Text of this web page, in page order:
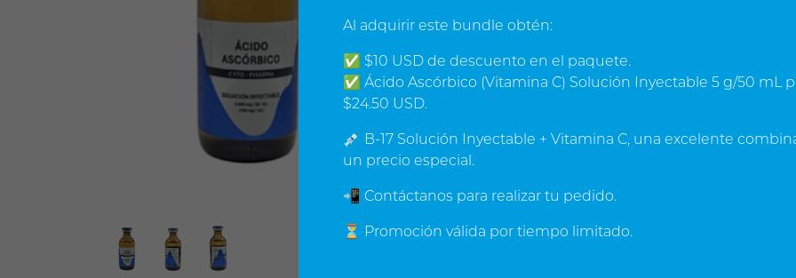
el envejecimiento prematuro. Fortalece el
inmunológico.
Fórmula:
* Ácido ascórbico 100 mg
* Vehículo c.b.p. 1.0 ml
Frasco con 5g de Vitamina C en 50 ml. (pasarlo en 2-4 h)
Al adquirir este bundle obtén:
✅ $10 USD de descuento en el paquete.
✅ Ácido Ascórbico (Vitamina C) Solución Inyectable 5 g/50 mL
$24.50 USD.
💉 B-17 Solución Inyectable + Vitamina C, una excelente
un precio especial.
📲 Contáctanos para realizar tu pedido.
⏳ Promoción válida por tiempo limitado.